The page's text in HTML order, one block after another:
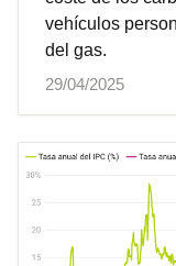
vehículos
del gas.
29/04/2025